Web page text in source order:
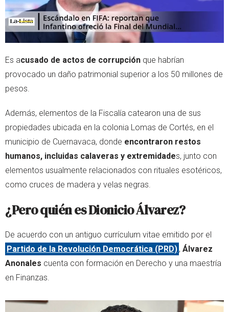
Es acusado de actos de corrupción que habrían
provocado un daño patrimonial superior a los 50 millones de
pesos.
Además, elementos de la Fiscalía catearon una de sus
propiedades ubicada en la colonia Lomas de Cortés, en el
municipio de Cuernavaca, donde encontraron restos
humanos, incluidas calaveras y extremidades, junto con
elementos usualmente relacionados con rituales esotéricos,
como cruces de madera y velas negras.
¿Pero quién es Dionicio Álvarez?
De acuerdo con un antiguo currículum vitae emitido por el
Partido de la Revolución Democrática (PRD) ,Álvarez
Anonales cuenta con formación en Derecho y una maestría
en Finanzas.